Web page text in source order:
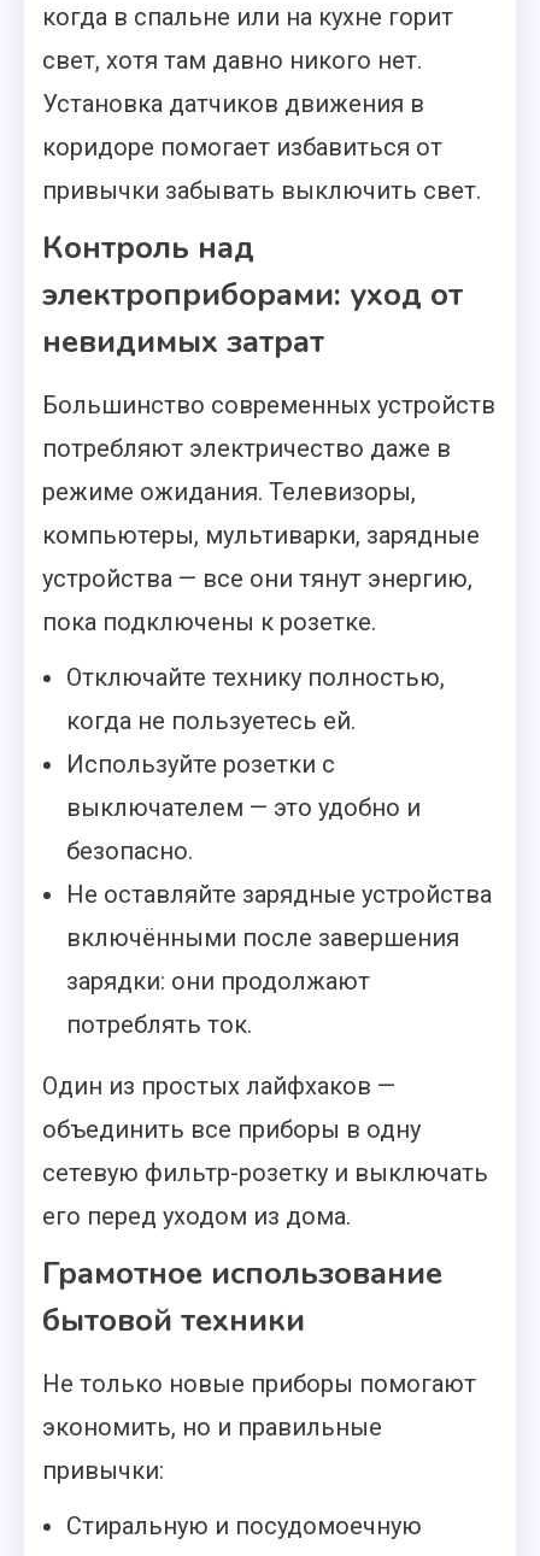
когда в спальне или на кухне горит
свет, хотя там давно никого нет.
Установка датчиков движения в
коридоре помогает избавиться от
привычки забывать выключить свет.
Контроль над
электроприборами: уход от
невидимых затрат
Большинство современных устройств
потребляют электричество даже в
режиме ожидания. Телевизоры,
компьютеры, мультиварки, зарядные
устройства — все они тянут энергию,
пока подключены к розетке.
Отключайте технику полностью,
когда не пользуетесь ей.
Используйте розетки с
выключателем — это удобно и
безопасно.
Не оставляйте зарядные устройства
включёнными после завершения
зарядки: они продолжают
потреблять ток.
Один из простых лайфхаков —
объединить все приборы в одну
сетевую фильтр-розетку и выключать
его перед уходом из дома.
Грамотное использование
бытовой техники
Не только новые приборы помогают
экономить, но и правильные
привычки:
Стиральную и посудомоечную